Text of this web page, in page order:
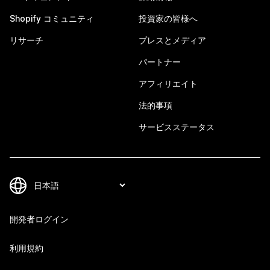
Shopify コミュニティ
リサーチ
投資家の皆様へ
プレスとメディア
パートナー
アフィリエイト
法的事項
サービスステータス
開発者ログイン
利用規約